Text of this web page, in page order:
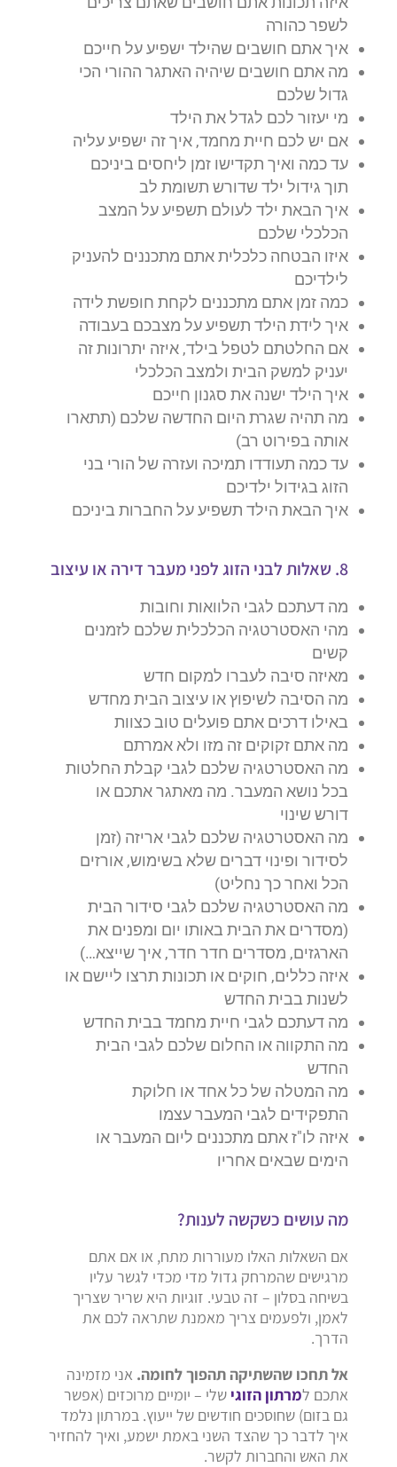
לשפר כהורה
איך אתם חושבים שהילד ישפיע על חייכם
מה אתם חושבים שיהיה האתגר ההורי הכי
גדול שלכם
מי יעזור לכם לגדל את הילד
אם יש לכם חיית מחמד, איך זה ישפיע עליה
עד כמה ואיך תקדישו זמן ליחסים ביניכם
תוך גידול ילד שדורש תשומת לב
איך הבאת ילד לעולם תשפיע על המצב
הכלכלי שלכם
איזו הבטחה כלכלית אתם מתכננים להעניק
לילדיכם
כמה זמן אתם מתכננים לקחת חופשת לידה
איך לידת הילד תשפיע על מצבכם בעבודה
אם החלטתם לטפל בילד, איזה יתרונות זה
יעניק למשק הבית ולמצב הכלכלי
איך הילד ישנה את סגנון חייכם
מה תהיה שגרת היום החדשה שלכם (תתארו
אותה בפירוט רב)
עד כמה תעודדו תמיכה ועזרה של הורי בני
הזוג בגידול ילדיכם
איך הבאת הילד תשפיע על החברות ביניכם
8. שאלות לבני הזוג לפני מעבר דירה או עיצוב
מה דעתכם לגבי הלוואות וחובות
מהי האסטרטגיה הכלכלית שלכם לזמנים
קשים
מאיזה סיבה לעברו למקום חדש
מה הסיבה לשיפוץ או עיצוב הבית מחדש
באילו דרכים אתם פועלים טוב כצוות
מה אתם זקוקים זה מזו ולא אמרתם
מה האסטרטגיה שלכם לגבי קבלת החלטות
בכל נושא המעבר. מה מאתגר אתכם או
דורש שינוי
מה האסטרטגיה שלכם לגבי אריזה (זמן
לסידור ופינוי דברים שלא בשימוש, אורזים
הכל ואחר כך נחליט)
מה האסטרטגיה שלכם לגבי סידור הבית
(מסדרים את הבית באותו יום ומפנים את
הארגזים, מסדרים חדר חדר, איך שייצא…)
איזה כללים, חוקים או תכונות תרצו ליישם או
לשנות בבית החדש
מה דעתכם לגבי חיית מחמד בבית החדש
מה התקווה או החלום שלכם לגבי הבית
החדש
מה המטלה של כל אחד או חלוקת
התפקידים לגבי המעבר עצמו
איזה לו"ז אתם מתכננים ליום המעבר או
הימים שבאים אחריו
מה עושים כשקשה לענות?
אם השאלות האלו מעוררות מתח, או אם אתם
מרגישים שהמרחק גדול מדי מכדי לגשר עליו
בשיחה בסלון – זה טבעי. זוגיות היא שריר שצריך
לאמן, ולפעמים צריך מאמנת שתראה לכם את
הדרך.
אל תחכו שהשתיקה תהפוך לחומה. אני מזמינה
אתכם למרתון הזוגי שלי – יומיים מרוכזים (אפשר
גם בזום) שחוסכים חודשים של ייעוץ. במרתון נלמד
איך לדבר כך שהצד השני באמת ישמע, ואיך להחזיר
את האש והחברות לקשר.